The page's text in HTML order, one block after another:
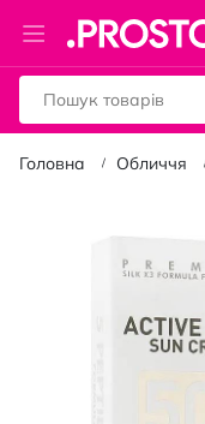
Toggle
Nav
Головна Обличчя